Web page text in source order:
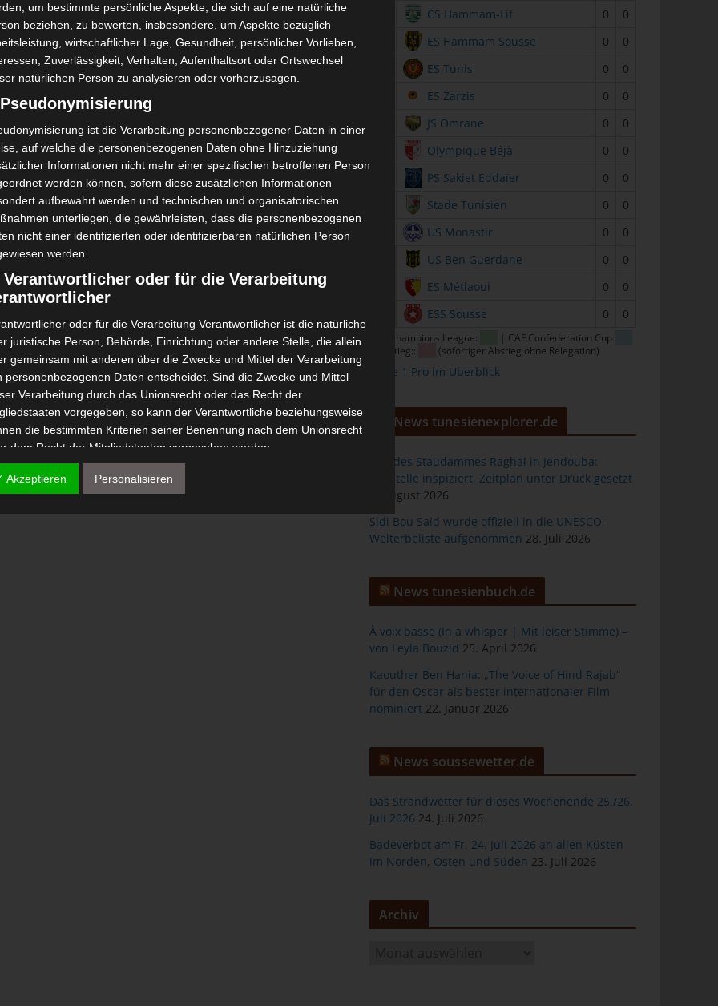
CS Hammam-Lif 0
0
ES Hammam Sousse 0
0
ES Tunis 0
0
ES Zarzis 0
0
JS Omrane 0
0
Olympique Béjà 0
0
PS Sakiet Eddaïer 0
0
Stade Tunisien 0
0
US Monastir 0
0
US Ben Guerdane 0
0
ES Métlaoui 0
0
ESS Sousse 0 0
CAF Champions League:
| CAF Confederation Cup:
| Abstieg::
(sofortiger Abstieg ohne Relegation)
Ligue 1 Pro im Überblick
News tunesienexplorer.de
Bau des Staudammes Raghai in Jendouba:
Baustelle inspiziert, Zeitplan unter Druck gesetzt
2. August 2026
Sidi Bou Said wurde offiziell in die UNESCO-
Welterbeliste aufgenommen 28. Juli 2026
News tunesienbuch.de
À voix basse (In a whisper | Mit leiser Stimme) –
von Leyla Bouzid 25. April 2026
Kaouther Ben Hania: „The Voice of Hind Rajab“
für den Oscar als bester internationaler Film
nominiert 22. Januar 2026
News soussewetter.de
Das Strandwetter für dieses Wochenende 25./26.
Juli 2026 24. Juli 2026
Badeverbot am Fr, 24. Juli 2026 an allen Küsten
im Norden, Osten und Süden 23. Juli 2026
Archiv
um bestimmte persönliche Aspekte, die sich auf eine natürliche
beziehen, zu bewerten, insbesondere, um Aspekte bezüglich
wirtschaftlicher Lage, Gesundheit, persönlicher Vorlieben,
Zuverlässigkeit, Verhalten, Aufenthaltsort oder Ortswechsel
natürlichen Person zu analysieren oder vorherzusagen.
ist die Verarbeitung personenbezogener Daten in einer
auf welche die personenbezogenen Daten ohne Hinzuziehung
Informationen nicht mehr einer spezifischen betroffenen Person
werden können, sofern diese zusätzlichen Informationen
aufbewahrt werden und technischen und organisatorischen
unterliegen, die gewährleisten, dass die personenbezogenen
nicht einer identifizierten oder identifizierbaren natürlichen Person
werden.
Verantwortlicher oder für die Verarbeitung
oder für die Verarbeitung Verantwortlicher ist die natürliche
juristische Person, Behörde, Einrichtung oder andere Stelle, die allein
gemeinsam mit anderen über die Zwecke und Mittel der Verarbeitung
personenbezogenen Daten entscheidet. Sind die Zwecke und Mittel
Verarbeitung durch das Unionsrecht oder das Recht der
vorgegeben, so kann der Verantwortliche beziehungsweise
die bestimmten Kriterien seiner Benennung nach dem Unionsrecht
dem Recht der Mitgliedstaaten vorgesehen werden.
Auftragsverarbeiter
oder andere Stelle, die personenbezogene Daten im Auftrag des
ist jede von der betroffenen Person freiwillig für den bestimmten
Akzeptieren Personalisieren